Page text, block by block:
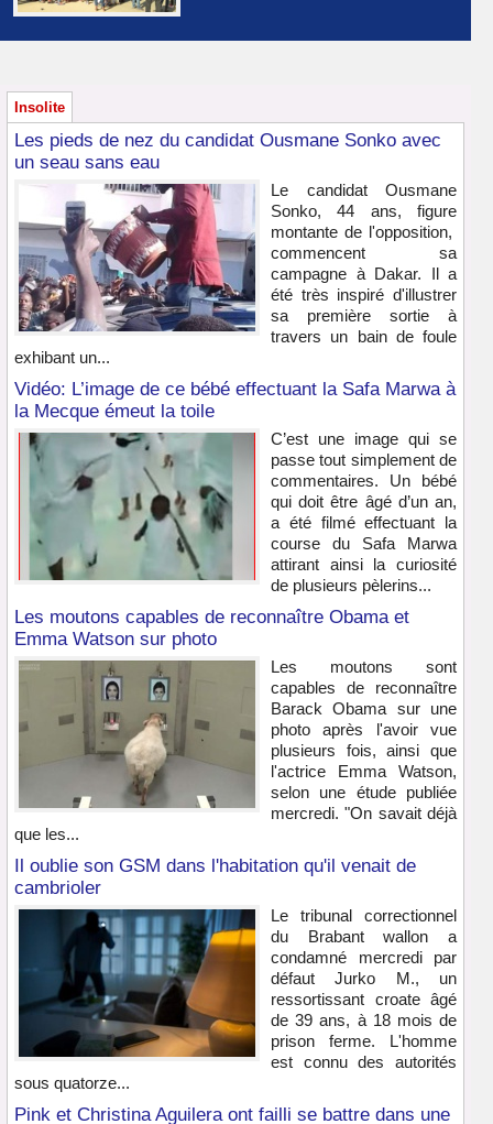
Insolite
Les pieds de nez du candidat Ousmane Sonko avec
un seau sans eau
Le candidat Ousmane
Sonko, 44 ans, figure
montante de l'opposition,
commencent sa
campagne à Dakar. Il a
été très inspiré d'illustrer
sa première sortie à
travers un bain de foule
exhibant un...
Vidéo: L’image de ce bébé effectuant la Safa Marwa à
la Mecque émeut la toile
C’est une image qui se
passe tout simplement de
commentaires. Un bébé
qui doit être âgé d’un an,
a été filmé effectuant la
course du Safa Marwa
attirant ainsi la curiosité
de plusieurs pèlerins...
Les moutons capables de reconnaître Obama et
Emma Watson sur photo
Les moutons sont
capables de reconnaître
Barack Obama sur une
photo après l'avoir vue
plusieurs fois, ainsi que
l'actrice Emma Watson,
selon une étude publiée
mercredi. "On savait déjà
que les...
Il oublie son GSM dans l'habitation qu'il venait de
cambrioler
Le tribunal correctionnel
du Brabant wallon a
condamné mercredi par
défaut Jurko M., un
ressortissant croate âgé
de 39 ans, à 18 mois de
prison ferme. L'homme
est connu des autorités
sous quatorze...
Pink et Christina Aguilera ont failli se battre dans une